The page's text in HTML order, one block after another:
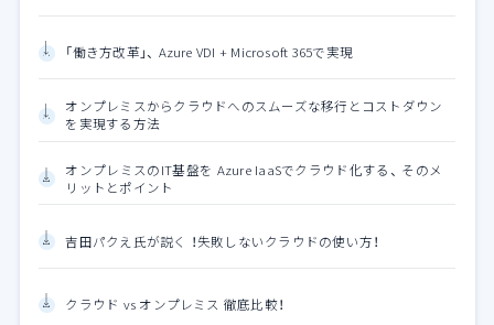
「働き方改革」、 Azure VDI + Microsoft 365で実現
オンプレミスからクラウドへのスムーズな移行とコストダウン
を実現する方法
オンプレミスのIT基盤を Azure IaaSでクラウド化する、 そのメ
リットとポイント
吉田パクえ氏が説く ！失敗しないクラウドの使い方！
クラウド vs オンプレミス 徹底比較！